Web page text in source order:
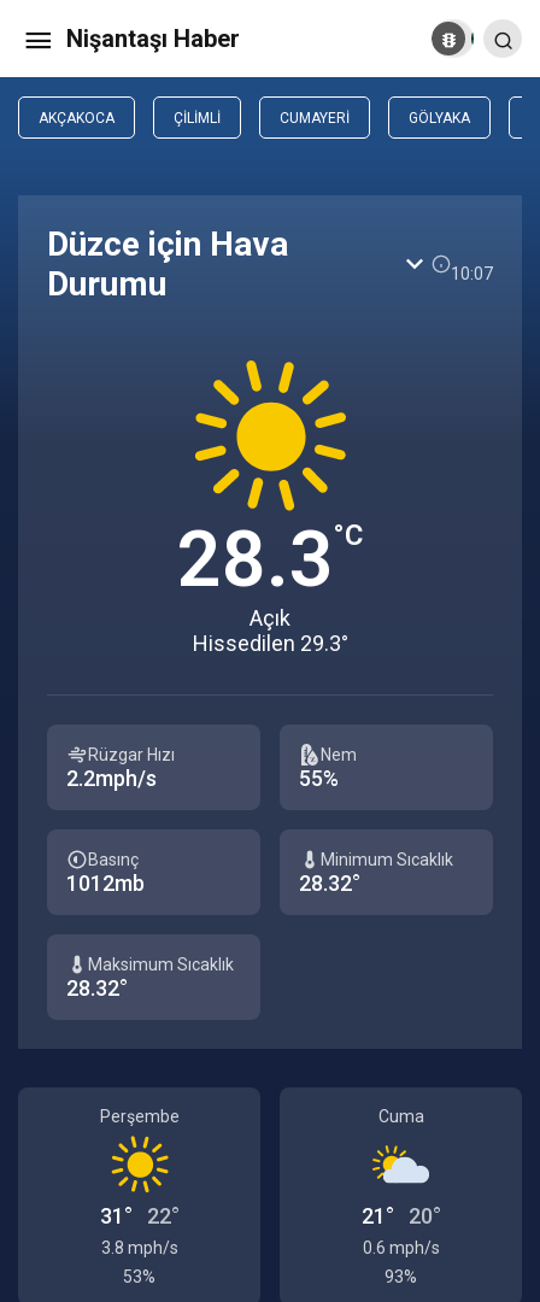
Nişantaşı Haber
AKÇAKOCA ÇILIMLI CUMAYERI GÖLYAKA
Düzce için Hava
Durumu
10:07
28.3°C
Açık
Hissedilen 29.3°
Rüzgar Hızı
2.2mph/s
Nem
55%
Basınç
1012mb
Minimum Sıcaklık
28.32°
Maksimum Sıcaklık
28.32°
Perşembe
31° 22°
3.8 mph/s
53%
Cuma
21° 20°
0.6 mph/s
93%